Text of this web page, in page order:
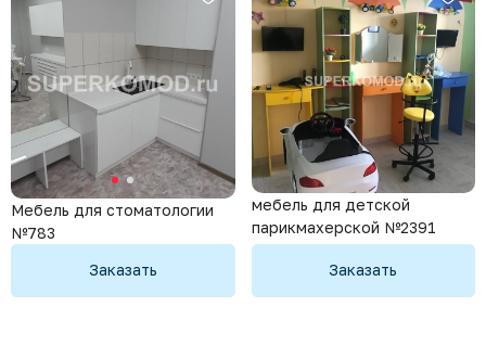
Мебель для стоматологии
№783
Заказать
мебель для детской
парикмахерской №2391
Заказать